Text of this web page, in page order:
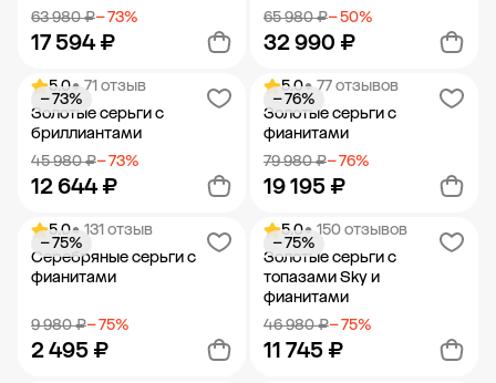
63 980 ₽− 73%
17 594 ₽
Добавить в корзину
65 980 ₽− 50%
32 990 ₽
Добавить в корзину
5.0• 71 отзыв
Золотые серьги с
бриллиантами
45 980 ₽− 73%
12 644 ₽
− 73%
Добавить в корзину
5.0• 77 отзывов
Золотые серьги с
фианитами
79 980 ₽− 76%
19 195 ₽
− 76%
Добавить в корзину
5.0• 131 отзыв
Серебряные серьги с
фианитами
9 980 ₽− 75%
2 495 ₽
− 75%
5.0• 150 отзывов
Золотые серьги с
топазами Sky и
фианитами
46 980 ₽− 75%
11 745 ₽
− 75%